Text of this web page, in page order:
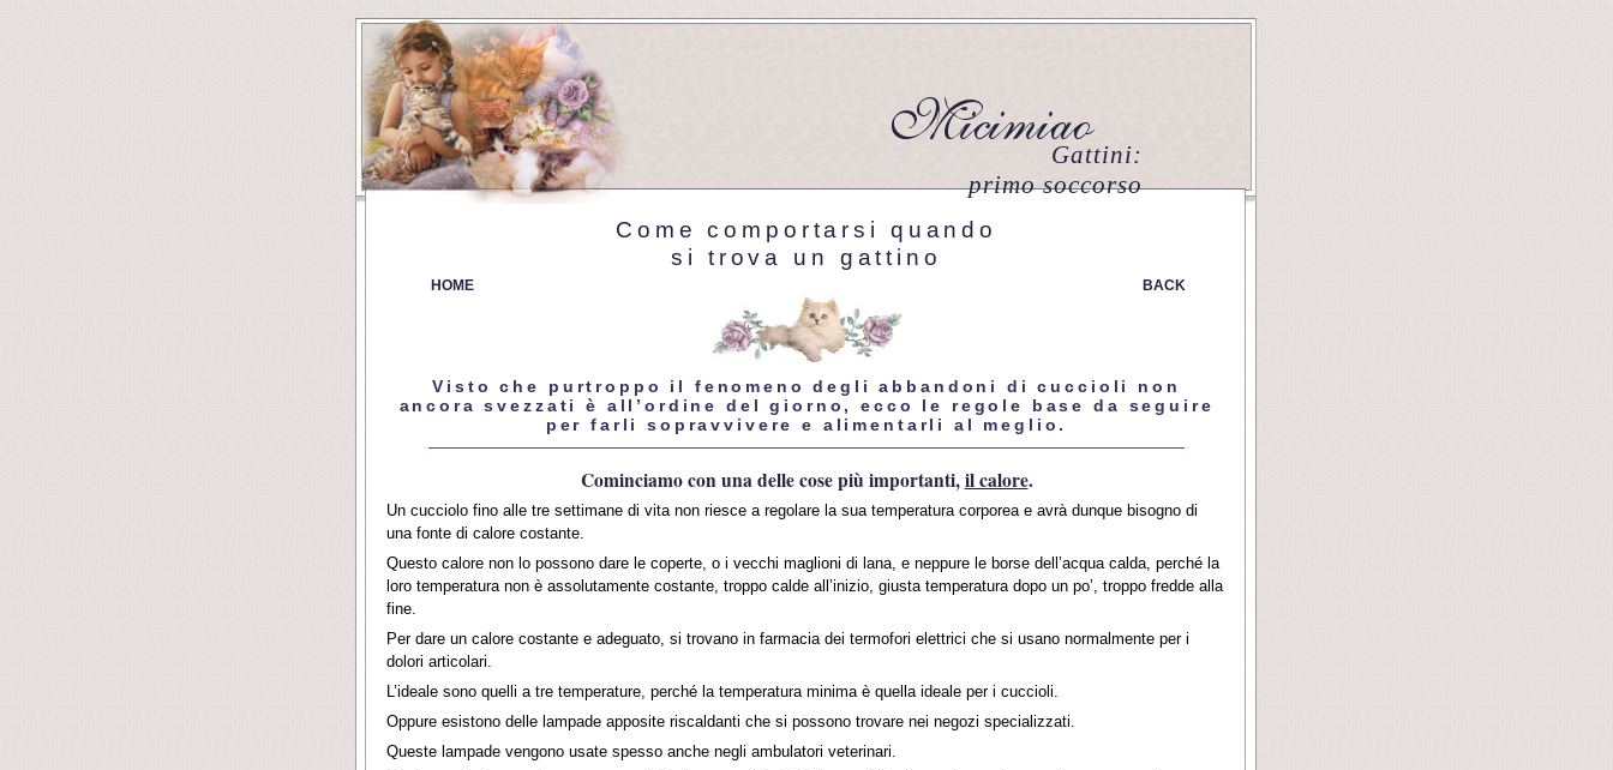
Gattini:
primo soccorso
Come comportarsi quando
si trova un gattino
HOME BACK
Visto che purtroppo il fenomeno degli abbandoni di cuccioli non
ancora svezzati è all’ordine del giorno, ecco le regole base da seguire
per farli sopravvivere e alimentarli al meglio.
Cominciamo con una delle cose più importanti,il calore.
Un cucciolo fino alle tre settimane di vita non riesce a regolare la sua temperatura corporea e avrà dunque bisogno di
una fonte di calore costante.
Questo calore non lo possono dare le coperte, o i vecchi maglioni di lana, e neppure le borse dell’acqua calda, perché la
loro temperatura non è assolutamente costante, troppo calde all’inizio, giusta temperatura dopo un po’, troppo fredde alla
fine.
Per dare un calore costante e adeguato, si trovano in farmacia dei termofori elettrici che si usano normalmente per i
dolori articolari.
L’ideale sono quelli a tre temperature, perché la temperatura minima è quella ideale per i cuccioli.
Oppure esistono delle lampade apposite riscaldanti che si possono trovare nei negozi specializzati.
Queste lampade vengono usate spesso anche negli ambulatori veterinari.